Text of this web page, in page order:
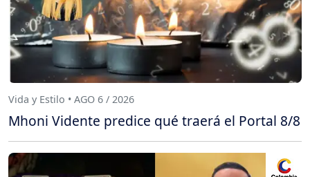
Vida y Estilo • AGO 6 / 2026
Mhoni Vidente predice qué traerá el Portal 8/8